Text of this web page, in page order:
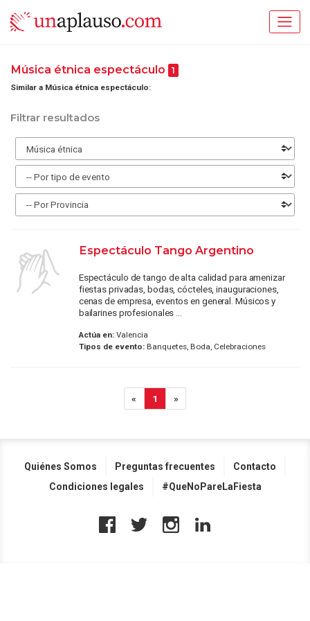
Música étnica espectáculo 1
Similar a Música étnica espectáculo:
Filtrar resultados
Espectáculo Tango Argentino
Espectáculo de tango de alta calidad para amenizar
fiestas privadas, bodas, cócteles, inauguraciones,
cenas de empresa, eventos en general. Músicos y
bailarines profesionales ...
Actúa en:Valencia
Tipos de evento:Banquetes, Boda, Celebraciones
« 1 »
Quiénes Somos Preguntas frecuentes
Contacto
Condiciones legales
#QueNoPareLaFiesta